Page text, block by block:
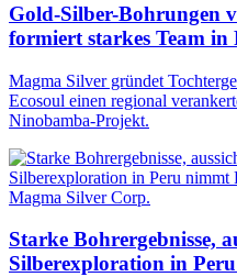
Gold-Silber-Bohrungen
formiert starkes Team in
Magma Silver gründet
Ecosoul einen regional
Ninobamba-Projekt.
Magma Silver Corp.
Starke Bohrergebnisse,
Silberexploration in